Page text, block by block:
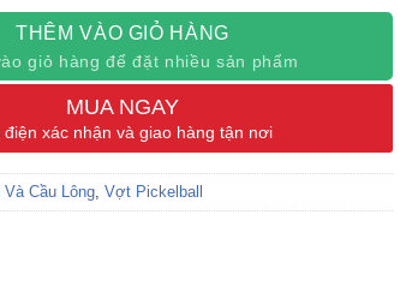
mm
mm
THÊM VÀO GIỎ HÀNG
giỏ hàng để đặt nhiều sản phẩm
MUA NGAY
điện xác nhận và giao hàng tận nơi
Và Cầu Lông, Vợt Pickelball